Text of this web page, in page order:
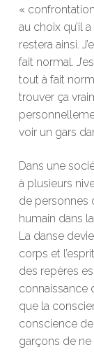
«
au choix qu’il
restera ainsi.
fait normal.
tout à fait
trouver ça
voir un gars
Dans une
à plusieurs
de personnes
humain dans
La danse
corps et
des repères
connaissance
que la
conscience de
garçons de ne